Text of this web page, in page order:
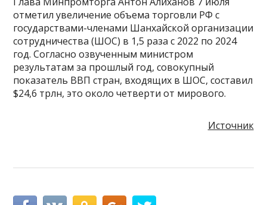
отметил увеличение объема торговли РФ с
государствами-членами Шанхайской организации
сотрудничества (ШОС) в 1,5 раза с 2022 по 2024
год. Согласно озвученным министром
результатам за прошлый год, совокупный
показатель ВВП стран, входящих в ШОС, составил
$24,6 трлн, это около четверти от мирового.
Источник